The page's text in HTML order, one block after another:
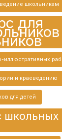
школьникам
для
иллюстративных
и краеведению
для детей
школьных